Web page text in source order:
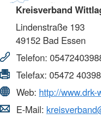
Kreisverband
Lindenstraße 193
49152 Bad Essen
Telefon:
Telefax: 05472
Web: http://www.drk-
E-Mail: